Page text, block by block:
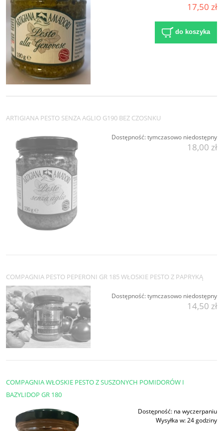
17,50 zł
do koszyka
ARTIGIANA PESTO SENZA AGLIO G190 BEZ CZOSNKU
Dostępność:tymczasowo niedostępny
18,00 zł
COMPAGNIA PESTO PEPERONI GR 185 WŁOSKIE PESTO Z PAPRYKĄ
Dostępność:tymczasowo niedostępny
14,50 zł
COMPAGNIA WŁOSKIE PESTO Z SUSZONYCH POMIDORÓW I
BAZYLIDOP GR 180
Dostępność: na wyczerpaniu
Wysyłka w:24 godziny